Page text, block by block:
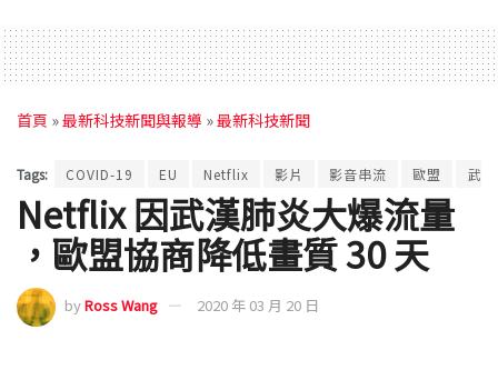
首頁 »最新科技新聞與報導 »最新科技新聞
Tags: COVID-19 EU Netflix 影片 影音串流 歐盟 武
Netflix 因武漢肺炎大爆流量
，歐盟協商降低畫質 30 天
byRoss Wang 2020 年 03 月 20 日